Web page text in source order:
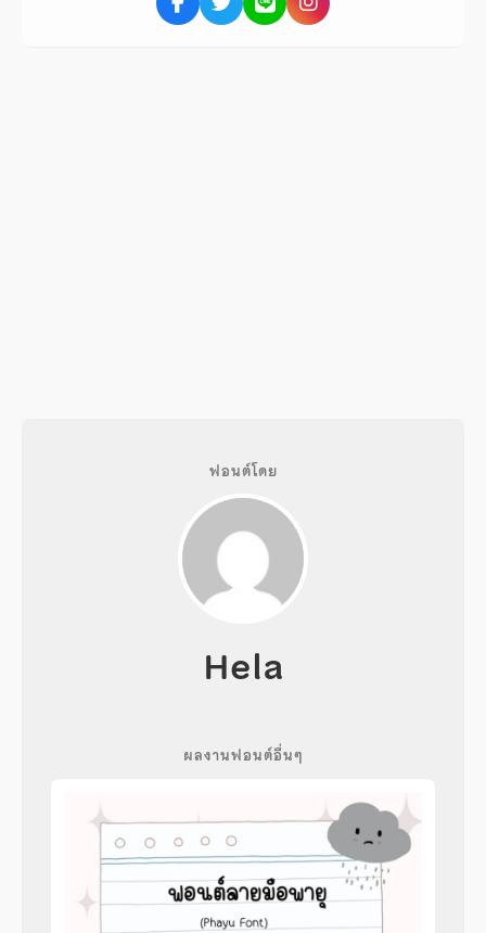
ฟอนต์โดย
Hela
ผลงานฟอนต์อื่นๆ